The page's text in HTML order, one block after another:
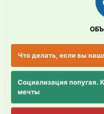
Что делать, если вы
Социализация попугая.
мечты